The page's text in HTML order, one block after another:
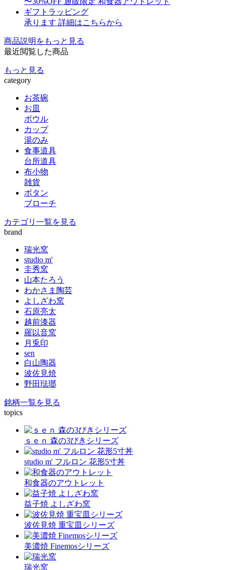
ギフトラッピング
承ります 詳細はこちらから
商品説明をもっと見る
最近閲覧した商品
もっと見る
category
お茶碗
お皿
ボウル
カップ
湯のみ
食事道具
台所道具
布小物
雑貨
ボタン
ブローチ
カテゴリ一覧を見る
brand
瑞光窯
studio m'
圭秀窯
山本たろう
わかさま陶芸
よしざわ窯
石原亮太
越前漆器
羅以音窯
月兎印
sen
白山陶器
波佐見焼
野田琺瑯
銘柄一覧を見る
topics
ｓｅｎ 森の3びきシリーズ
studio m' フルロン 花形5寸丼
和食器のアウトレット
益子焼 よしざわ窯
波佐見焼 重宝皿シリーズ
美濃焼 Finemosシリーズ
瑞光窯